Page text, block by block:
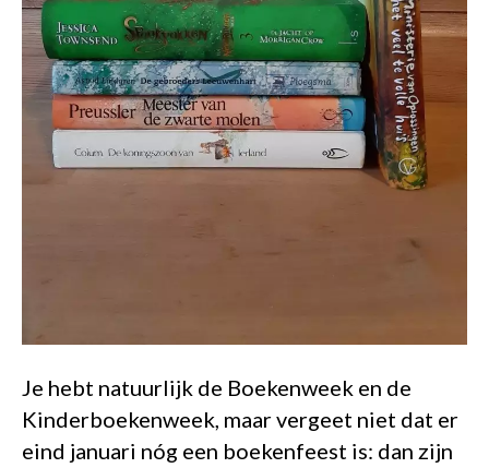
Je hebt natuurlijk de Boekenweek en de
Kinderboekenweek, maar vergeet niet dat er
eind januari nóg een boekenfeest is: dan zijn